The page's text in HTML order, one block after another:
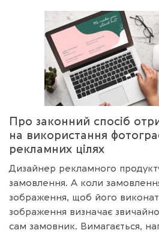
Про законний спосіб
на використання
рекламних цілях
Дизайнер рекламного
замовлення. А коли
зображення, щоб його
зображення визначає
сам замовник. Вимагається,